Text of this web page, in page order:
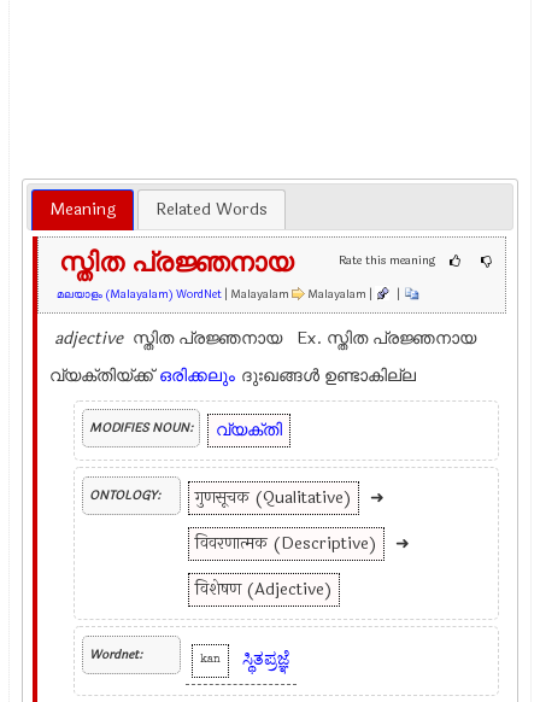
Meaning Related Words
Rate this meaning
സ്തിത പ്രജ്ഞനായ
മലയാളം (Malayalam) WordNet | Malayalam Malayalam | |
adjective സ്തിത പ്രജ്ഞനായ Ex. സ്തിത പ്രജ്ഞനായ
വ്യക്തിയ്ക്ക്ഒരിക്കലും ദുഃഖങ്ങൾ ഉണ്ടാകില്ല
MODIFIES NOUN: വ്യക്തി
ONTOLOGY: गुणसूचक (Qualitative)
➜
विवरणात्मक (Descriptive)
➜
विशेषण (Adjective)
Wordnet: kan ಸ್ಥಿತಪ್ರಜ್ಞೆ